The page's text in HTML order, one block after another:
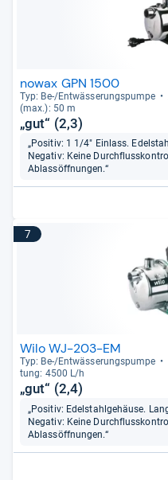
nowax GPN 1500
Typ: Be-​/Ent­wäs­se­rungs­pumpe
(max.): 50 m
„gut“ (2,3)
„Positiv: 1 1/4" Einlass.
Negativ: Keine
Ablassöffnungen.“
7
Wilo WJ-203-EM
Typ: Be-​/Ent­wäs­se­rungs­pumpe
tung: 4500 L/h
„gut“ (2,4)
„Positiv: Edelstahlgehäuse.
Negativ: Keine
Ablassöffnungen.“